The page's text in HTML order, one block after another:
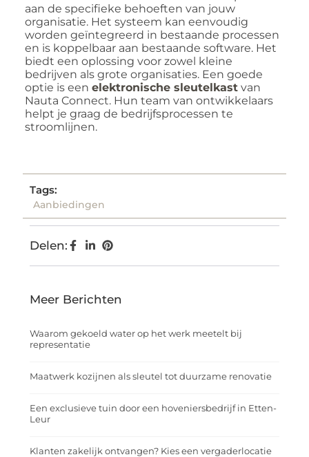
aan de specifieke behoeften van jouw
organisatie. Het systeem kan eenvoudig
worden geïntegreerd in bestaande processen
en is koppelbaar aan bestaande software. Het
biedt een oplossing voor zowel kleine
bedrijven als grote organisaties. Een goede
optie is een elektronische sleutelkast van
Nauta Connect. Hun team van ontwikkelaars
helpt je graag de bedrijfsprocessen te
stroomlijnen.
Tags:
Aanbiedingen
Delen:
Meer Berichten
Waarom gekoeld water op het werk meetelt bij
representatie
Maatwerk kozijnen als sleutel tot duurzame renovatie
Een exclusieve tuin door een hoveniersbedrijf in Etten-
Leur
Klanten zakelijk ontvangen? Kies een vergaderlocatie